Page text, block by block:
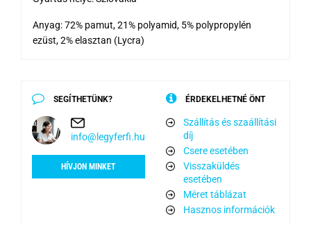
Anyag: 72% pamut, 21% polyamid, 5% polypropylén
ezüst, 2% elasztan (Lycra)
SEGÍTHETÜNK?
info@legyferfi.hu
HÍVJON MINKET
ÉRDEKELHETNÉ ÖNT
Szállítás és szaállítási
díj
Csere esetében
Visszaküldés
esetében
Méret táblázat
Hasznos információk